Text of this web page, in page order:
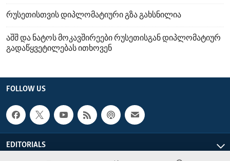
რუსეთისთვის დიპლომატიური გზა გახსნილია
აშშ და ნატოს მოკავშირეები რუსეთისგან დიპლომატიურ
გადაწყვეტილებას ითხოვენ
FOLLOW US
EDITORIALS